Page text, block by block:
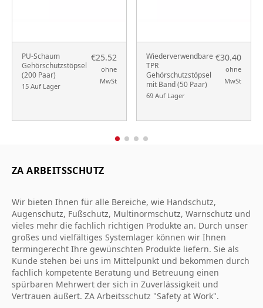
PU-Schaum
Gehörschutzstöpsel
(200 Paar)
15 Auf Lager
€25.52
ohne
MwSt
Wiederverwendbare
TPR
Gehörschutzstöpsel
mit Band (50 Paar)
69 Auf Lager
€30.40
ohne
MwSt
ZA ARBEITSSCHUTZ
Wir bieten Ihnen für alle Bereiche, wie Handschutz,
Augenschutz, Fußschutz, Multinormschutz, Warnschutz und
vieles mehr die fachlich richtigen Produkte an. Durch unser
großes und vielfältiges Systemlager können wir Ihnen
termingerecht Ihre gewünschten Produkte liefern. Sie als
Kunde stehen bei uns im Mittelpunkt und bekommen durch
fachlich kompetente Beratung und Betreuung einen
spürbaren Mehrwert der sich in Zuverlässigkeit und
Vertrauen äußert. ZA Arbeitsschutz "Safety at Work".